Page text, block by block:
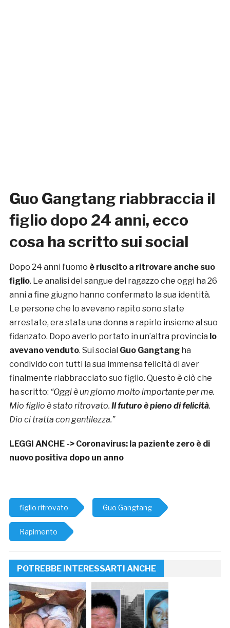
Guo Gangtang riabbraccia il
figlio dopo 24 anni, ecco
cosa ha scritto sui social
Dopo 24 anni l’uomo è riuscito a ritrovare anche suo
figlio. Le analisi del sangue del ragazzo che oggi ha 26
anni a fine giugno hanno confermato la sua identità.
Le persone che lo avevano rapito sono state
arrestate, era stata una donna a rapirlo insieme al suo
fidanzato. Dopo averlo portato in un’altra provincia lo
avevano venduto. Sui social Guo Gangtang ha
condivido con tutti la sua immensa felicità di aver
finalmente riabbracciato suo figlio. Questo è ciò che
ha scritto: “Oggi è un giorno molto importante per me.
Mio figlio è stato ritrovato. Il futuro è pieno di felicità.
Dio ci tratta con gentilezza.”
LEGGI ANCHE -> Coronavirus: la paziente zero è di
nuovo positiva dopo un anno
figlio ritrovato Guo Gangtang
Rapimento
POTREBBE INTERESSARTI ANCHE